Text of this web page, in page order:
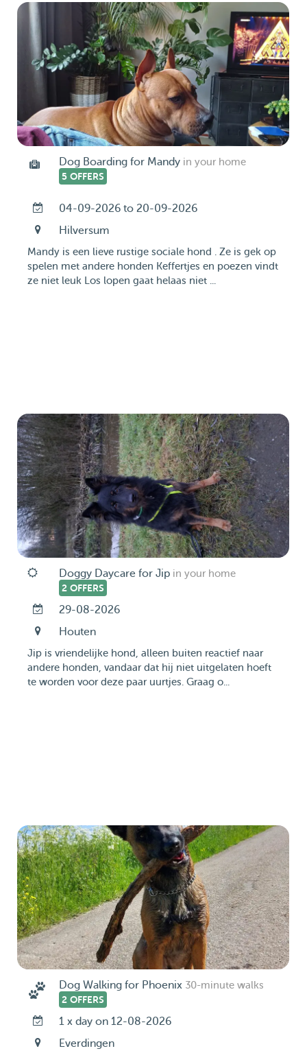
Dog Boarding for Mandy in your home
5 OFFERS
04-09-2026 to 20-09-2026
Hilversum
Mandy is een lieve rustige sociale hond . Ze is gek op
spelen met andere honden Keffertjes en poezen vindt
ze niet leuk Los lopen gaat helaas niet ...
Doggy Daycare for Jip in your home
2 OFFERS
29-08-2026
Houten
Jip is vriendelijke hond, alleen buiten reactief naar
andere honden, vandaar dat hij niet uitgelaten hoeft
te worden voor deze paar uurtjes. Graag o...
Dog Walking for Phoenix 30-minute walks
2 OFFERS
1 x day on 12-08-2026
Everdingen